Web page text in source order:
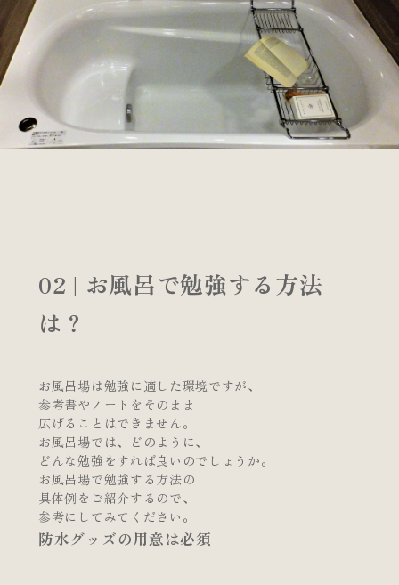
02 | お風呂で勉強する方法
は？
お風呂場は勉強に適した環境ですが、
参考書やノートをそのまま
広げることはできません。
お風呂場では、どのように、
どんな勉強をすれば良いのでしょうか。
お風呂場で勉強する方法の
具体例をご紹介するので、
参考にしてみてください。
防水グッズの用意は必須